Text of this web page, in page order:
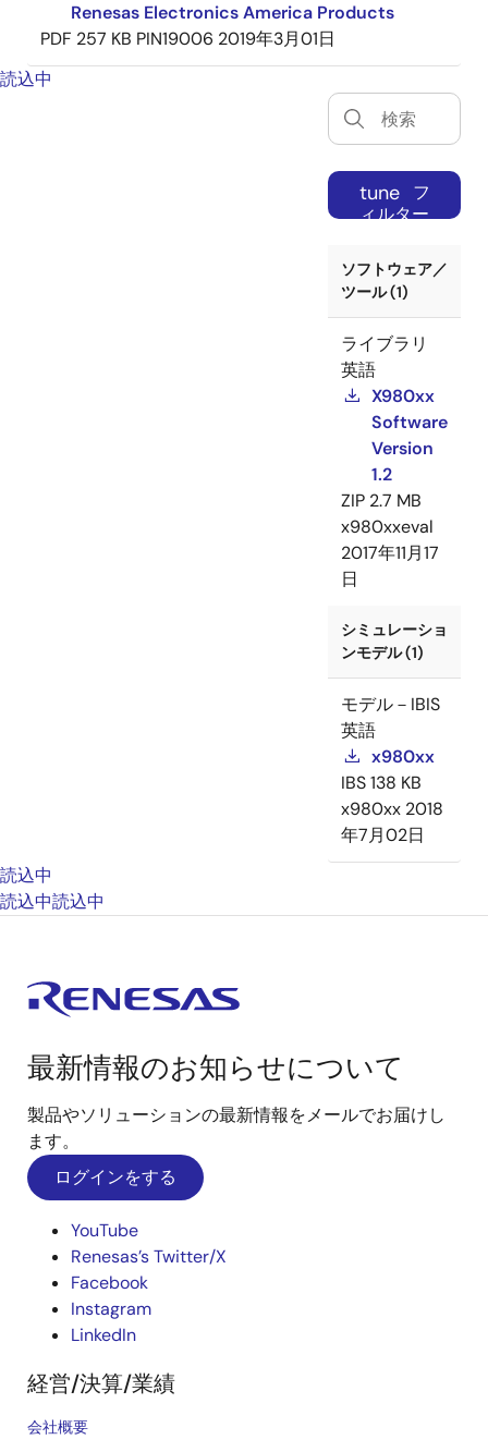
Renesas Electronics America Products
PDF 257 KB PIN19006 2019年3月01日
読込中
tune
フ
ィルター
ソフトウェア／
ツール (1)
ライブラリ
英語
X980xx
Software
Version
1.2
ZIP 2.7 MB
x980xxeval
2017年11月17
日
シミュレーショ
ンモデル (1)
モデル－IBIS
英語
x980xx
IBS138 KB
x980xx 2018
年7月02日
読込中
読込中読込中
最新情報のお知らせについて
製品やソリューションの最新情報をメールでお届けし
ます。
ログインをする
YouTube
Renesas’s Twitter/X
Facebook
Instagram
LinkedIn
経営/決算/業績
会社概要